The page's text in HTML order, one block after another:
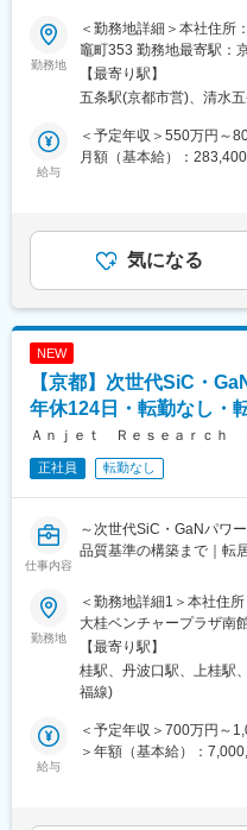
■一条工務店とは：業界
全国展開の大手ハウスメ
2017年度～5年連続で業界
ラス。商材そのものに強
ススメできる商品を揃え
■実際の仕事内容：
・住宅展示場でモデルハ
※間取りの設計／住宅施
販売した棟数によって評
す。つまり、「お客様の
れますので、必要のない
リに売ったりすることな
員の平均受注棟数：年間
新設予定の経営企画部門
社を新しいステージへと
新しい「力」を求めてい
〇事業成長、事業戦略、
ション
（上場準備室やデータ
ん）
・人員計画
・ブランディング・ビジ
■特徴：
豊彩が呉服屋として創業
タル、メンテナンス、ネ
どの産業も、成熟が進む
結婚式、卒業式、成人式
ンタル、撮影、「母の着
さまの一生に、寄り添っ
また、従業員たちにはお
だける喜びや、日本の美
みを持ってもらえるよう
ます。
【企業HP】
■https://www.hosai.jp/
勤務地
＜勤務地詳細＞本社住所
竈町353 勤務地最寄駅：
策：屋内全面禁煙変更の
【最寄り駅】
五条駅(京都市営)、清水
給与
＜予定年収＞550万円～
月額（基本給）：
無＞有＜残業手当＞有＜
る）・賞与：年2回・諸
額であり、選考を通じて
固定手当を含めた表記で
気になる
NEW
【京都】次世代SiC・
年休124日・転勤なし・
Ａｎｊｅｔ Ｒｅｓｅａｒｃｈ
正社員 転勤なし
仕事内容
～次世代SiC・GaNパワ
品質基準の構築まで｜転
＼次世代パワー半導体を
当社は、電気エネルギー
パワー半導体を開発する
現在は、これまで培って
め、研究開発フェーズか
世界のエネルギー効率向
ただける方を募集します
勤務地
＜勤務地詳細1＞本社住
大桂ベンチャープラザ南
所あり＜勤務地詳細2＞
京区中堂寺粟田町93 勤
全面禁煙変更の範囲：会
【最寄り駅】
桂駅、丹波口駅、上桂駅
福線)
給与
＜予定年収＞700万円～
＞年額（基本給）：